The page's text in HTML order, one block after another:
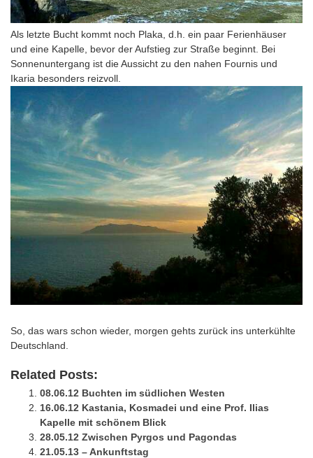
Als letzte Bucht kommt noch Plaka, d.h. ein paar Ferienhäuser
und eine Kapelle, bevor der Aufstieg zur Straße beginnt. Bei
Sonnenuntergang ist die Aussicht zu den nahen Fournis und
Ikaria besonders reizvoll.
So, das wars schon wieder, morgen gehts zurück ins unterkühlte
Deutschland.
Related Posts:
08.06.12 Buchten im südlichen Westen
16.06.12 Kastania, Kosmadei und eine Prof. Ilias
Kapelle mit schönem Blick
28.05.12 Zwischen Pyrgos und Pagondas
21.05.13 – Ankunftstag